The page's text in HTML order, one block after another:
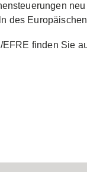
des
EFRE finden Sie